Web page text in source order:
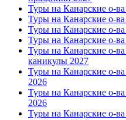
Туры на Канарские о-
Туры на Канарские о-
Туры на Канарские о-
Туры на Канарские о-
Туры на Канарские о-
каникулы 2027
Туры на Канарские о-
2026
Туры на Канарские о-
2026
Туры на Канарские о-